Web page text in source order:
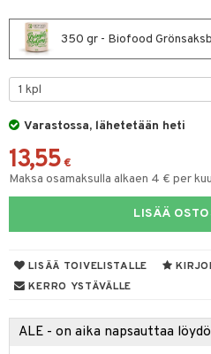
350 gr - Biofood
Varastossa, lähetetään heti
13,55 €
Maksa osamaksulla alkaen 4 € per
LISÄÄ
LISÄÄ TOIVELISTALLE
KERRO YSTÄVÄLLE
ALE - on aika napsauttaa
& kynnet